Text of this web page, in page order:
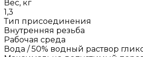
Вес, кг
1,3
Тип присоединения
Внутренняя резьба
Рабочая среда
Вода / 50% водный раствор